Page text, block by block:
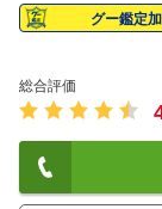
グー鑑定
総合評価